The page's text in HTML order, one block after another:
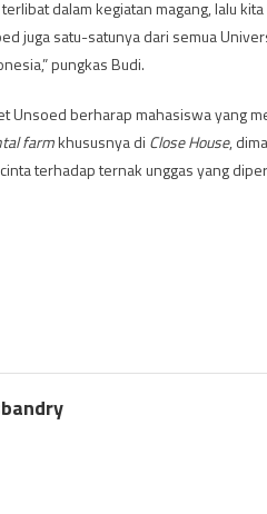
dalam kegiatan magang, lalu
juga satu-satunya dari semua
pungkas Budi.
Unsoed berharap mahasiswa yang
farmkhususnya di Close House,
terhadap ternak unggas yang